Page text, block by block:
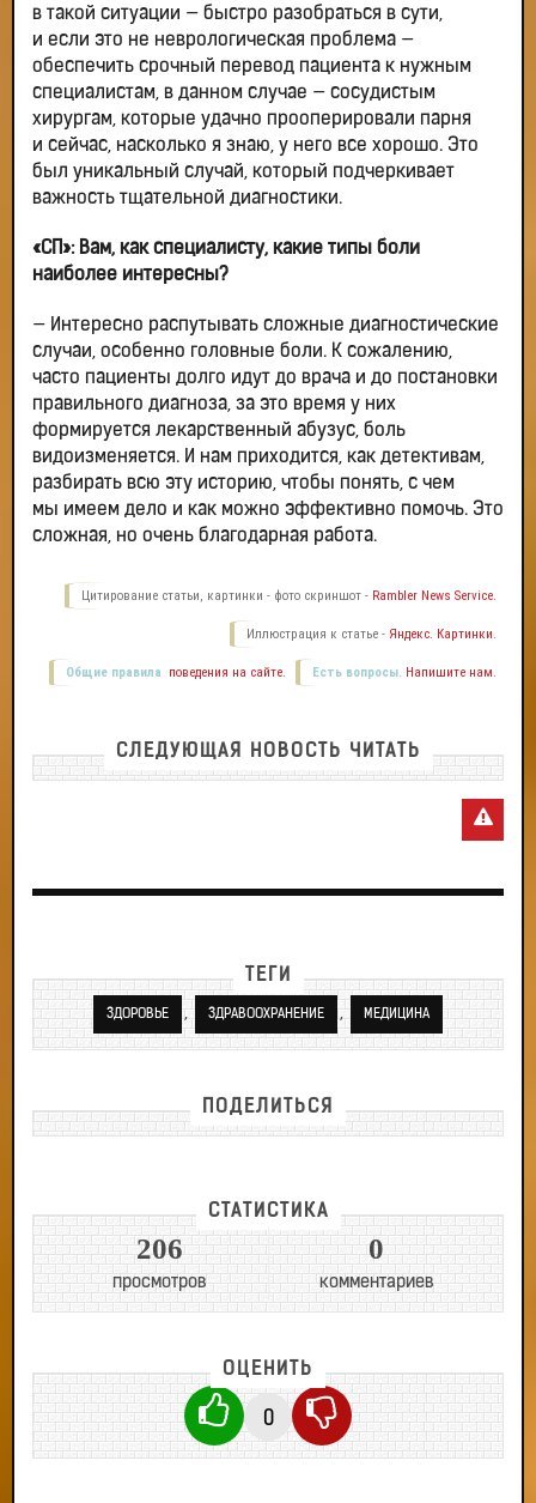
в такой ситуации — быстро разобраться в сути,
и если это не неврологическая проблема —
обеспечить срочный перевод пациента к нужным
специалистам, в данном случае — сосудистым
хирургам, которые удачно прооперировали парня
и сейчас, насколько я знаю, у него все хорошо. Это
был уникальный случай, который подчеркивает
важность тщательной диагностики.
«СП»: Вам, как специалисту, какие типы боли
наиболее интересны?
— Интересно распутывать сложные диагностические
случаи, особенно головные боли. К сожалению,
часто пациенты долго идут до врача и до постановки
правильного диагноза, за это время у них
формируется лекарственный абузус, боль
видоизменяется. И нам приходится, как детективам,
разбирать всю эту историю, чтобы понять, с чем
мы имеем дело и как можно эффективно помочь. Это
сложная, но очень благодарная работа.
Цитирование статьи, картинки - фото скриншот - Rambler News Service.
Иллюстрация к статье - Яндекс. Картинки.
Есть вопросы. Напишите нам.
Общие правила поведения на сайте.
СЛЕДУЮЩАЯ НОВОСТЬ ЧИТАТЬ
ТЕГИ
ЗДОРОВЬЕ , ЗДРАВООХРАНЕНИЕ , МЕДИЦИНА
ПОДЕЛИТЬСЯ
СТАТИСТИКА
206
просмотров
0
комментариев
ОЦЕНИТЬ
0